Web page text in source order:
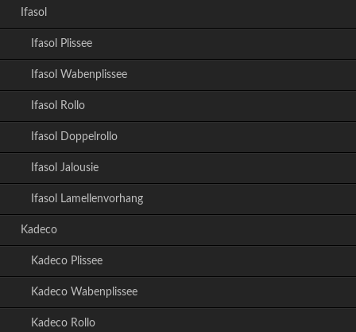
Ifasol
Ifasol Plissee
Ifasol Wabenplissee
Ifasol Rollo
Ifasol Doppelrollo
Ifasol Jalousie
Ifasol Lamellenvorhang
Kadeco
Kadeco Plissee
Kadeco Wabenplissee
Kadeco Rollo